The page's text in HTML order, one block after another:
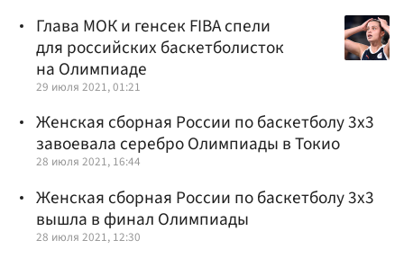
Глава МОК и генсек FIBA спели
для российских баскетболисток
на Олимпиаде
29 июля 2021, 01:21
Женская сборная России по баскетболу 3x3
завоевала серебро Олимпиады в Токио
28 июля 2021, 16:44
Женская сборная России по баскетболу 3х3
вышла в финал Олимпиады
28 июля 2021, 12:30